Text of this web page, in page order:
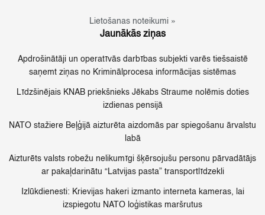
Lietošanas noteikumi »
Jaunākās ziņas
Apdrošinātāji un operatīvās darbības subjekti varēs tiešsaistē
saņemt ziņas no Kriminālprocesa informācijas sistēmas
Līdzšinējais KNAB priekšnieks Jēkabs Straume nolēmis doties
izdienas pensijā
NATO stažiere Beļģijā aizturēta aizdomās par spiegošanu ārvalstu
labā
Aizturēts valsts robežu nelikumīgi šķērsojušu personu pārvadātājs
ar pakaļdarinātu “Latvijas pasta” transportlīdzekli
Izlūkdienesti: Krievijas hakeri izmanto interneta kameras, lai
izspiegotu NATO loģistikas maršrutus